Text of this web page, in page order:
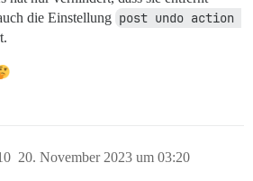
die Einstellung post undo action
20. November 2023 um 03:20